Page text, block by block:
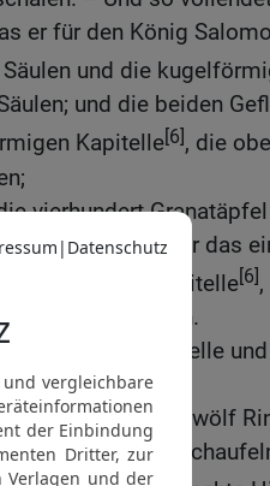
er für den König
und die
und die beiden
Kapitelle[6], die
vierhundert
Granatäpfel für das
kugelförmigen Kapitelle[6]
zu bedecken.
machte die Gestelle
Meer und die zwölf
Töpfe und die